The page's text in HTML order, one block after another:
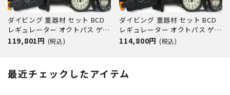
ダイビング 重器材 セット BCD
レギュレーター オクトパス ゲー
ジ 重器材セット 4点 【HDc-
HeleIWaho スキューバダイビン
グ OH オーバーホール クーポン
119,801円 (税込)
ダイビング 重器材 セット BCD
レギュレーター オクトパス ゲー
ジ 重器材セット 4点 【HDc-
ング 重器材セット OH オーバー
ホール クーポン プレゼント ア
114,800円 (税込)
最近チェックしたアイテム